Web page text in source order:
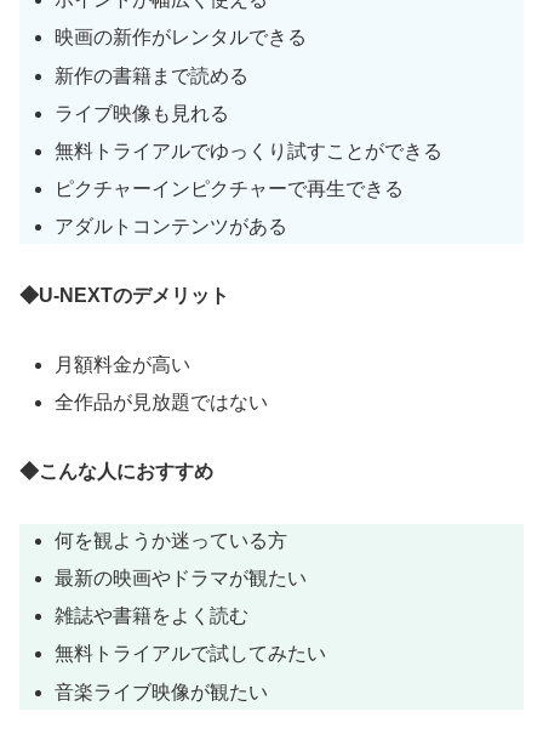
映画の新作がレンタルできる
新作の書籍まで読める
ライブ映像も見れる
無料トライアルでゆっくり試すことができる
ピクチャーインピクチャーで再生できる
アダルトコンテンツがある
◆U-NEXTのデメリット
月額料金が高い
全作品が見放題ではない
◆こんな人におすすめ
何を観ようか迷っている方
最新の映画やドラマが観たい
雑誌や書籍をよく読む
無料トライアルで試してみたい
音楽ライブ映像が観たい